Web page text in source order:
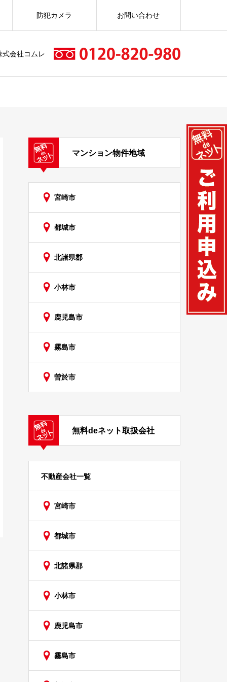
会社コムレ
防犯カメラ お問い合わせ
マンション物件地域
宮崎市
都城市
北諸県郡
小林市
鹿児島市
霧島市
曽於市
無料deネット取扱会社
不動産会社一覧
宮崎市
都城市
北諸県郡
小林市
鹿児島市
霧島市